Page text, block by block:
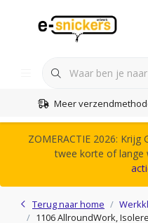
Meer
ZOMERACTIE 2026: Krijg
twee korte of lange
Terug naar home
1106 AllroundWork,